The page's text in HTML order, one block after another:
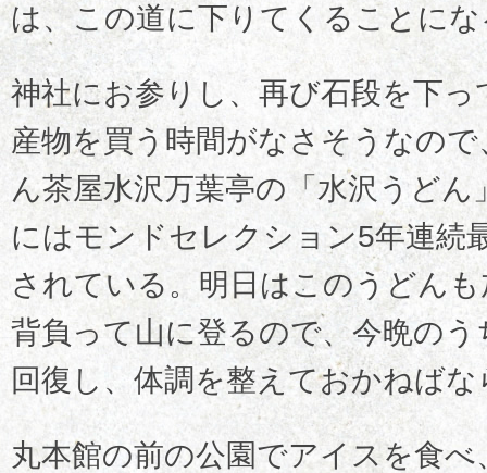
は、この道に下りてくることに
神社にお参りし、再び石段を下
産物を買う時間がなさそうなの
ん茶屋水沢万葉亭の「水沢うどん
にはモンドセレクション5年連続
されている。明日はこのうどん
背負って山に登るので、今晩の
回復し、体調を整えておかねば
丸本館の前の公園でアイスを食